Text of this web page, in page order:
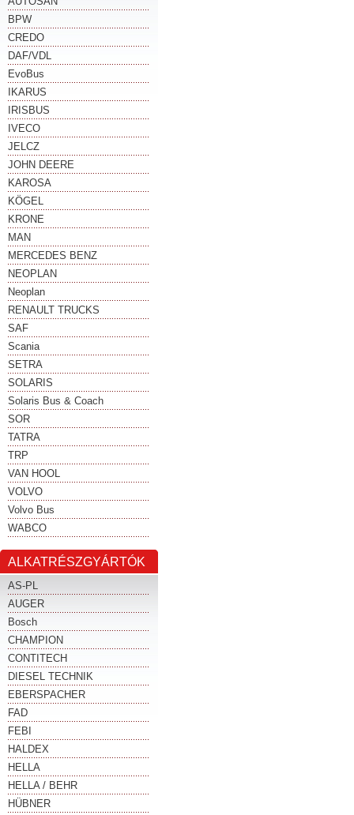
BPW
CREDO
DAF/VDL
EvoBus
IKARUS
IRISBUS
IVECO
JELCZ
JOHN DEERE
KAROSA
KÖGEL
KRONE
MAN
MERCEDES BENZ
NEOPLAN
Neoplan
RENAULT TRUCKS
SAF
Scania
SETRA
SOLARIS
Solaris Bus & Coach
SOR
TATRA
TRP
VAN HOOL
VOLVO
Volvo Bus
WABCO
ALKATRÉSZGYÁRTÓK
AS-PL
AUGER
Bosch
CHAMPION
CONTITECH
DIESEL TECHNIK
EBERSPACHER
FAD
FEBI
HALDEX
HELLA
HELLA / BEHR
HÜBNER